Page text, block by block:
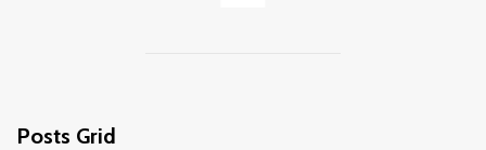
Posts Grid